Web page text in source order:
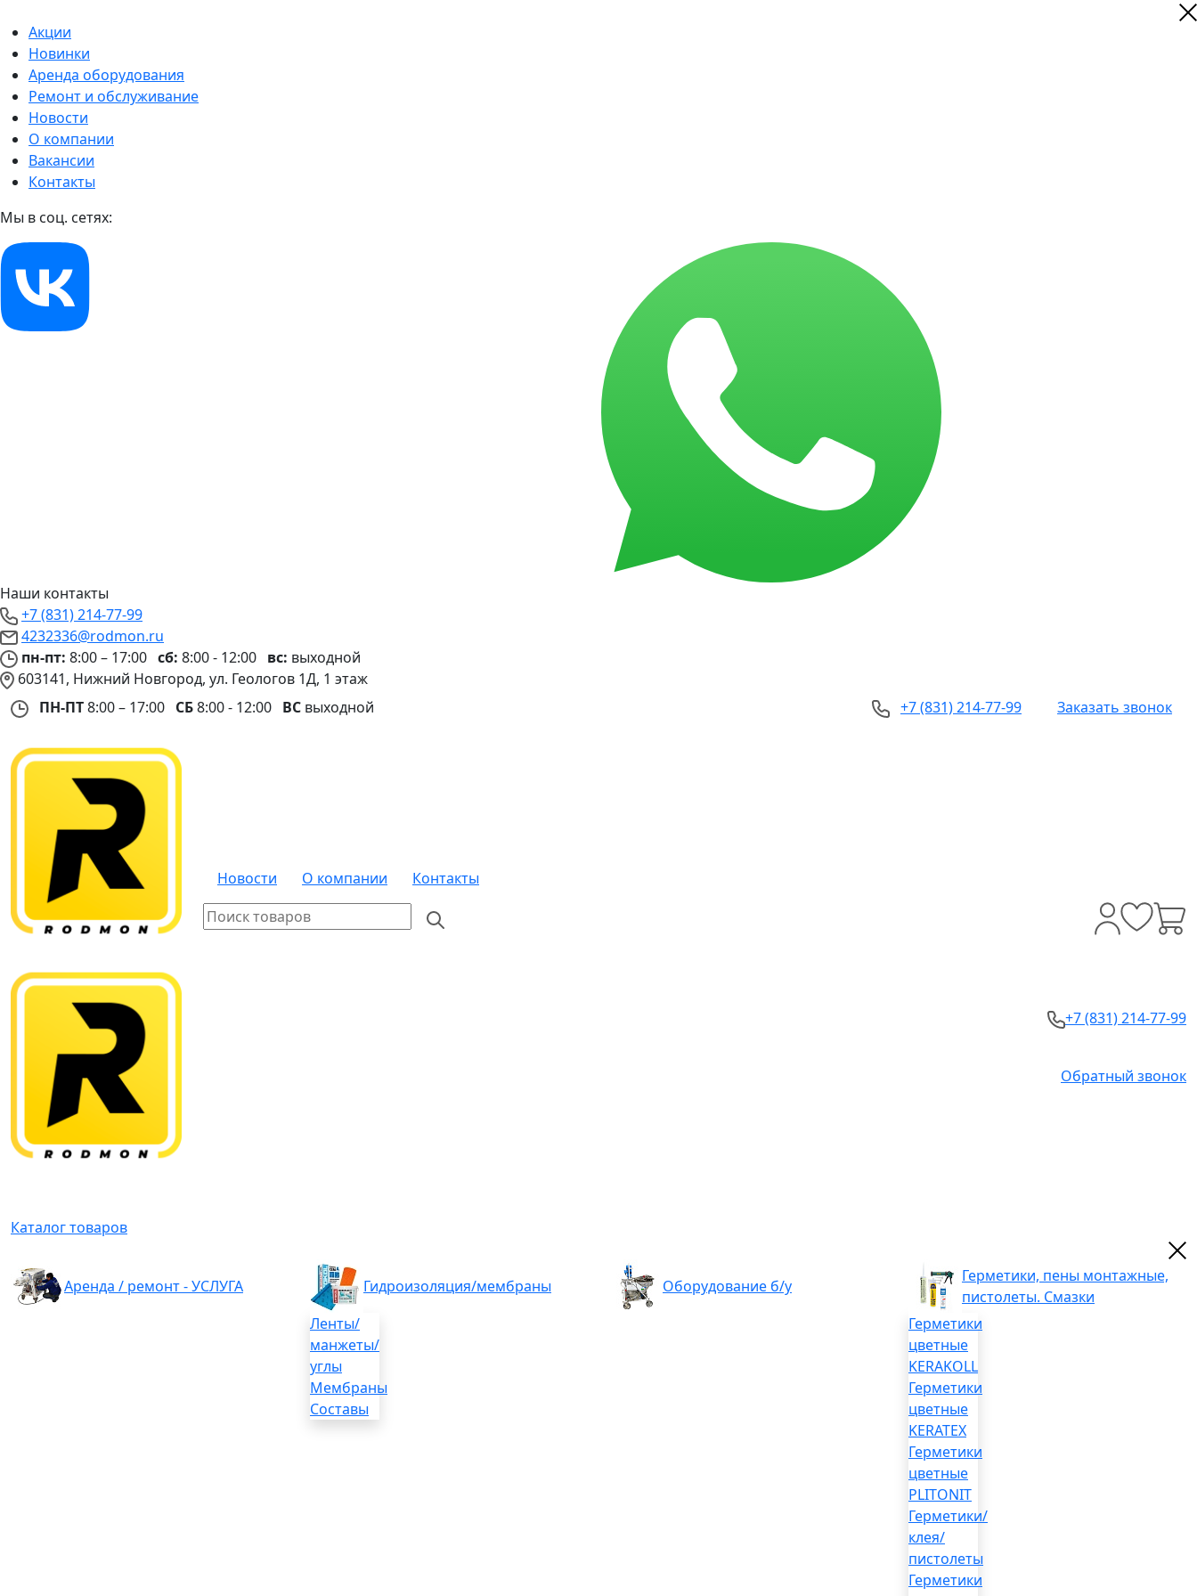
Акции
Новинки
Аренда оборудования
Ремонт и обслуживание
Новости
О компании
Вакансии
Контакты
Мы в соц. сетях:
Наши контакты
+7 (831) 214-77-99
4232336@rodmon.ru
пн-пт: 8:00 – 17:00 сб: 8:00 - 12:00 вс: выходной
603141, Нижний Новгород, ул. Геологов 1Д, 1 этаж
ПН-ПТ8:00 – 17:00 СБ8:00 - 12:00 ВС выходной +7 (831) 214-77-99 Заказать звонок
Новости О компании Контакты
+7 (831) 214-77-99
Обратный звонок
Каталог товаров
Аренда / ремонт - УСЛУГА
Гидроизоляция/мембраны
Ленты/
манжеты/
углы
Мембраны
Составы
Оборудование б/у
Герметики, пены монтажные,
пистолеты. Смазки
Герметики
цветные
KERAKOLL
Герметики
цветные
KERATEX
Герметики
цветные
PLITONIT
Герметики/
клея/
пистолеты
Герметики